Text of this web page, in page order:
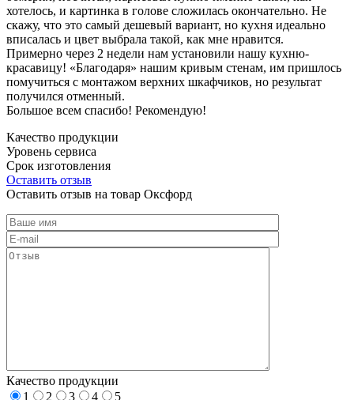
хотелось, и картинка в голове сложилась окончательно. Не
скажу, что это самый дешевый вариант, но кухня идеально
вписалась и цвет выбрала такой, как мне нравится.
Примерно через 2 недели нам установили нашу кухню-
красавицу! «Благодаря» нашим кривым стенам, им пришлось
помучиться с монтажом верхних шкафчиков, но результат
получился отменный.
Большое всем спасибо! Рекомендую!
Качество продукции
Уровень сервиса
Срок изготовления
Оставить отзыв
Оставить отзыв на товар Оксфорд
Качество продукции
1
2 3 4
5